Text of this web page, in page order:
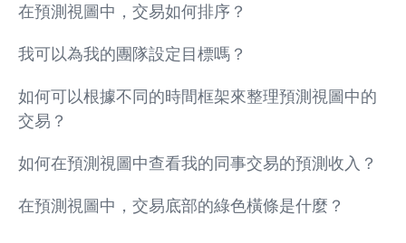
在預測視圖中，交易如何排序？
我可以為我的團隊設定目標嗎？
如何可以根據不同的時間框架來整理預測視圖中的
交易？
如何在預測視圖中查看我的同事交易的預測收入？
在預測視圖中，交易底部的綠色橫條是什麼？